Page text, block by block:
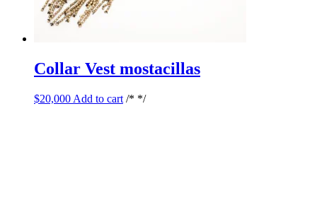
Collar Vest mostacillas
$20,000 Add to cart /* */